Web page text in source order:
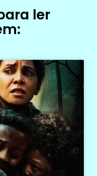
ler